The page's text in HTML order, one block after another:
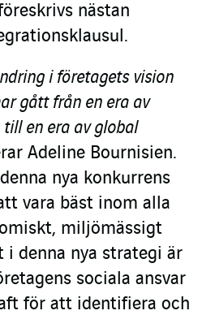
nästan
i företagets vision
gått från en era av
en era av global
Adeline Bournisien.
nya konkurrens
vara bäst inom alla
miljömässigt
i denna nya strategi är
sociala ansvar
för att identifiera och